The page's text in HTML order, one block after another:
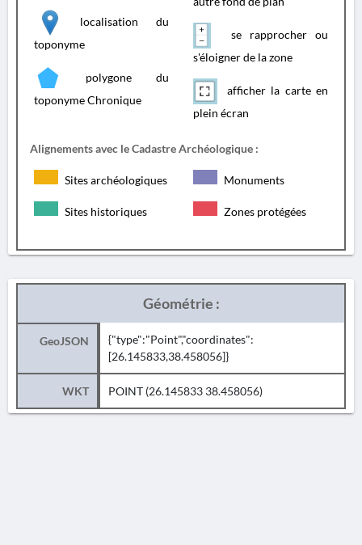
localisation du
toponyme
polygone du
toponyme Chronique
se rapprocher ou
s'éloigner de la zone
afficher la carte en
plein écran
Alignements avec le Cadastre Archéologique :
Sites archéologiques Monuments
Sites historiques Zones protégées
Géométrie :
GeoJSON
{"type":"Point","coordinates":
[26.145833,38.458056]}
WKT POINT (26.145833 38.458056)